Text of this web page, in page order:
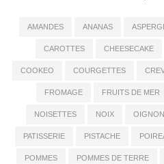
AMANDES ANANAS
CAROTTES CHEESECAKE
COOKEO COURGETTES
FROMAGE FRUITS DE MER
NOISETTES NOIX OIGNON
PATISSERIE PISTACHE
POMMES POMMES DE TERRE